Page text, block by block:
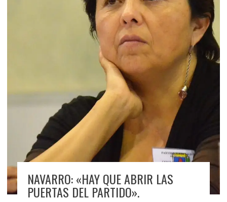
NAVARRO: «HAY QUE ABRIR LAS
PUERTAS DEL PARTIDO».